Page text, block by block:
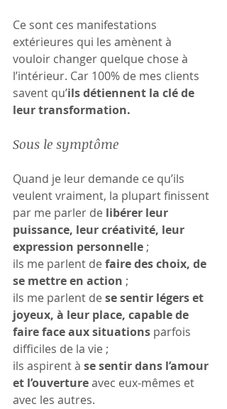
Ce sont ces manifestations
extérieures qui les amènent à
vouloir changer quelque chose à
l’intérieur. Car 100% de mes clients
savent qu’ils détiennent la clé de
leur transformation.
Sous le symptôme
Quand je leur demande ce qu’ils
veulent vraiment, la plupart finissent
par me parler de libérer leur
puissance, leur créativité, leur
expression personnelle ;
ils me parlent de faire des choix, de
se mettre en action ;
ils me parlent de se sentir légers et
joyeux, à leur place, capable de
faire face aux situations parfois
difficiles de la vie ;
ils aspirent à se sentir dans l’amour
et l’ouverture avec eux-mêmes et
avec les autres.